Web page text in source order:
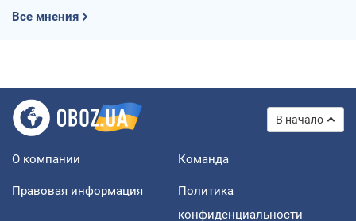
Все мнения
В начало
О компании Команда
Правовая информация
Политика
конфиденциальности